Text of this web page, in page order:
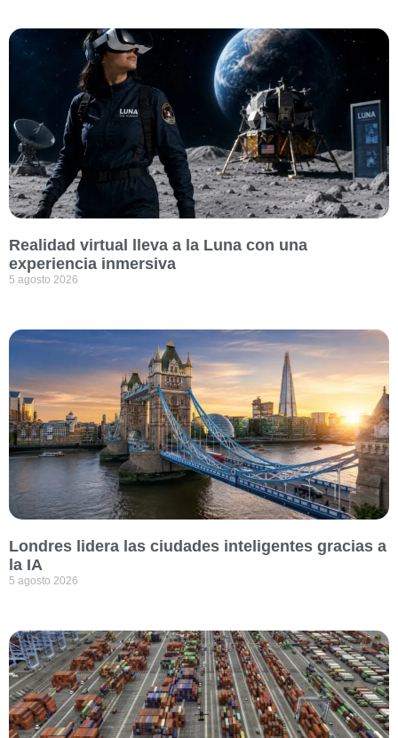
Realidad virtual lleva a la Luna con una
experiencia inmersiva
5 agosto 2026
Londres lidera las ciudades inteligentes gracias a
la IA
5 agosto 2026